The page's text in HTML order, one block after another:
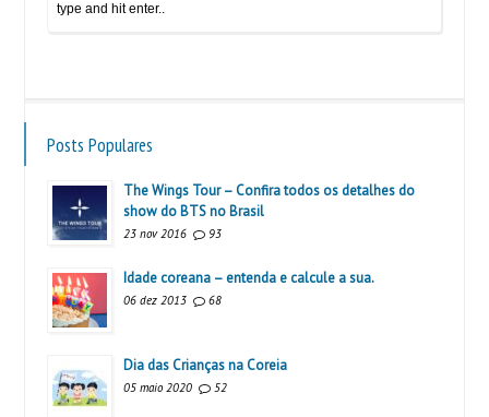
Posts Populares
The Wings Tour – Confira todos os detalhes do
show do BTS no Brasil
23 nov 2016 93
Idade coreana – entenda e calcule a sua.
06 dez 2013 68
Dia das Crianças na Coreia
05 maio 2020 52